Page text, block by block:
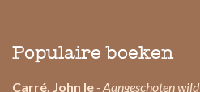
Populaire boeken
Carré, John le - Aangeschoten wild